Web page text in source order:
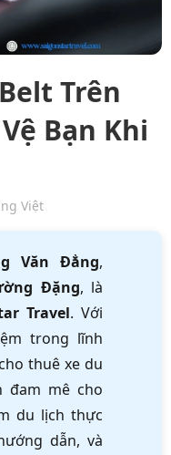
Trên
Bạn Khi
Việt
Văn Đẳng,
Đặng, là
Travel. Với
trong lĩnh
thuê xe du
đam mê cho
du lịch thực
dẫn, và